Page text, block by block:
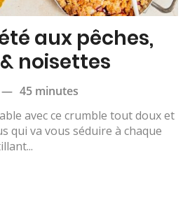
aux pêches,
noisettes
— 45 minutes
avec ce crumble tout doux et
qui va vous séduire à chaque